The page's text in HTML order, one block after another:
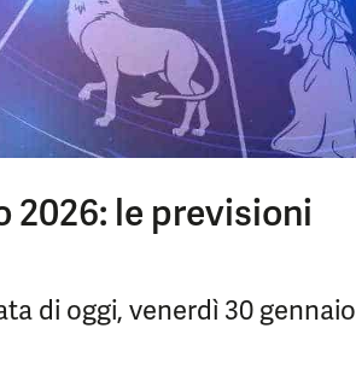
2026: le previsioni
di oggi, venerdì 30 gennaio